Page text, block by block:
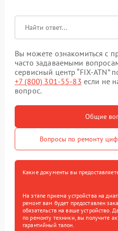
Вы можете ознакомиться с
часто задаваемыми
сервисный центр “FIX-ATN”
+7 (800) 301-55-83 если не
вопрос.
Общие
Вопросы по ремонту
Какие документы вы
На этапе приема устройства на
ремонт вам будет предоставлен
обязательств на ваше устройство.
по ремонту техники, вы получите
гарантийный талон.